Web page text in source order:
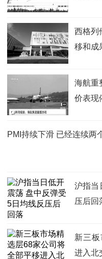
西格列
移和成
海航重
价表现
PMI持续下滑 已经连续两
沪指当
压后回
新三
进入北